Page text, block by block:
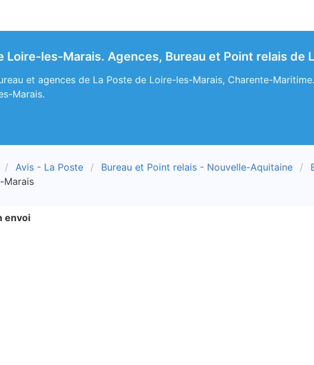
Loire-les-Marais. Agences, Bureau et Point relais de
et agences de La Poste de Loire-les-Marais, Charente-
Marais.
Avis - La Poste Bureau et Point relais - Nouvelle-Aquitaine
Marais
envoi